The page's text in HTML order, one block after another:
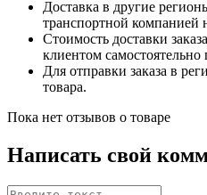
Доставка в другие
транспортной компанией
Стоимость доставки
клиентом
Для отправки заказа в
товара.
Пока нет отзывов о товаре
Написать свой